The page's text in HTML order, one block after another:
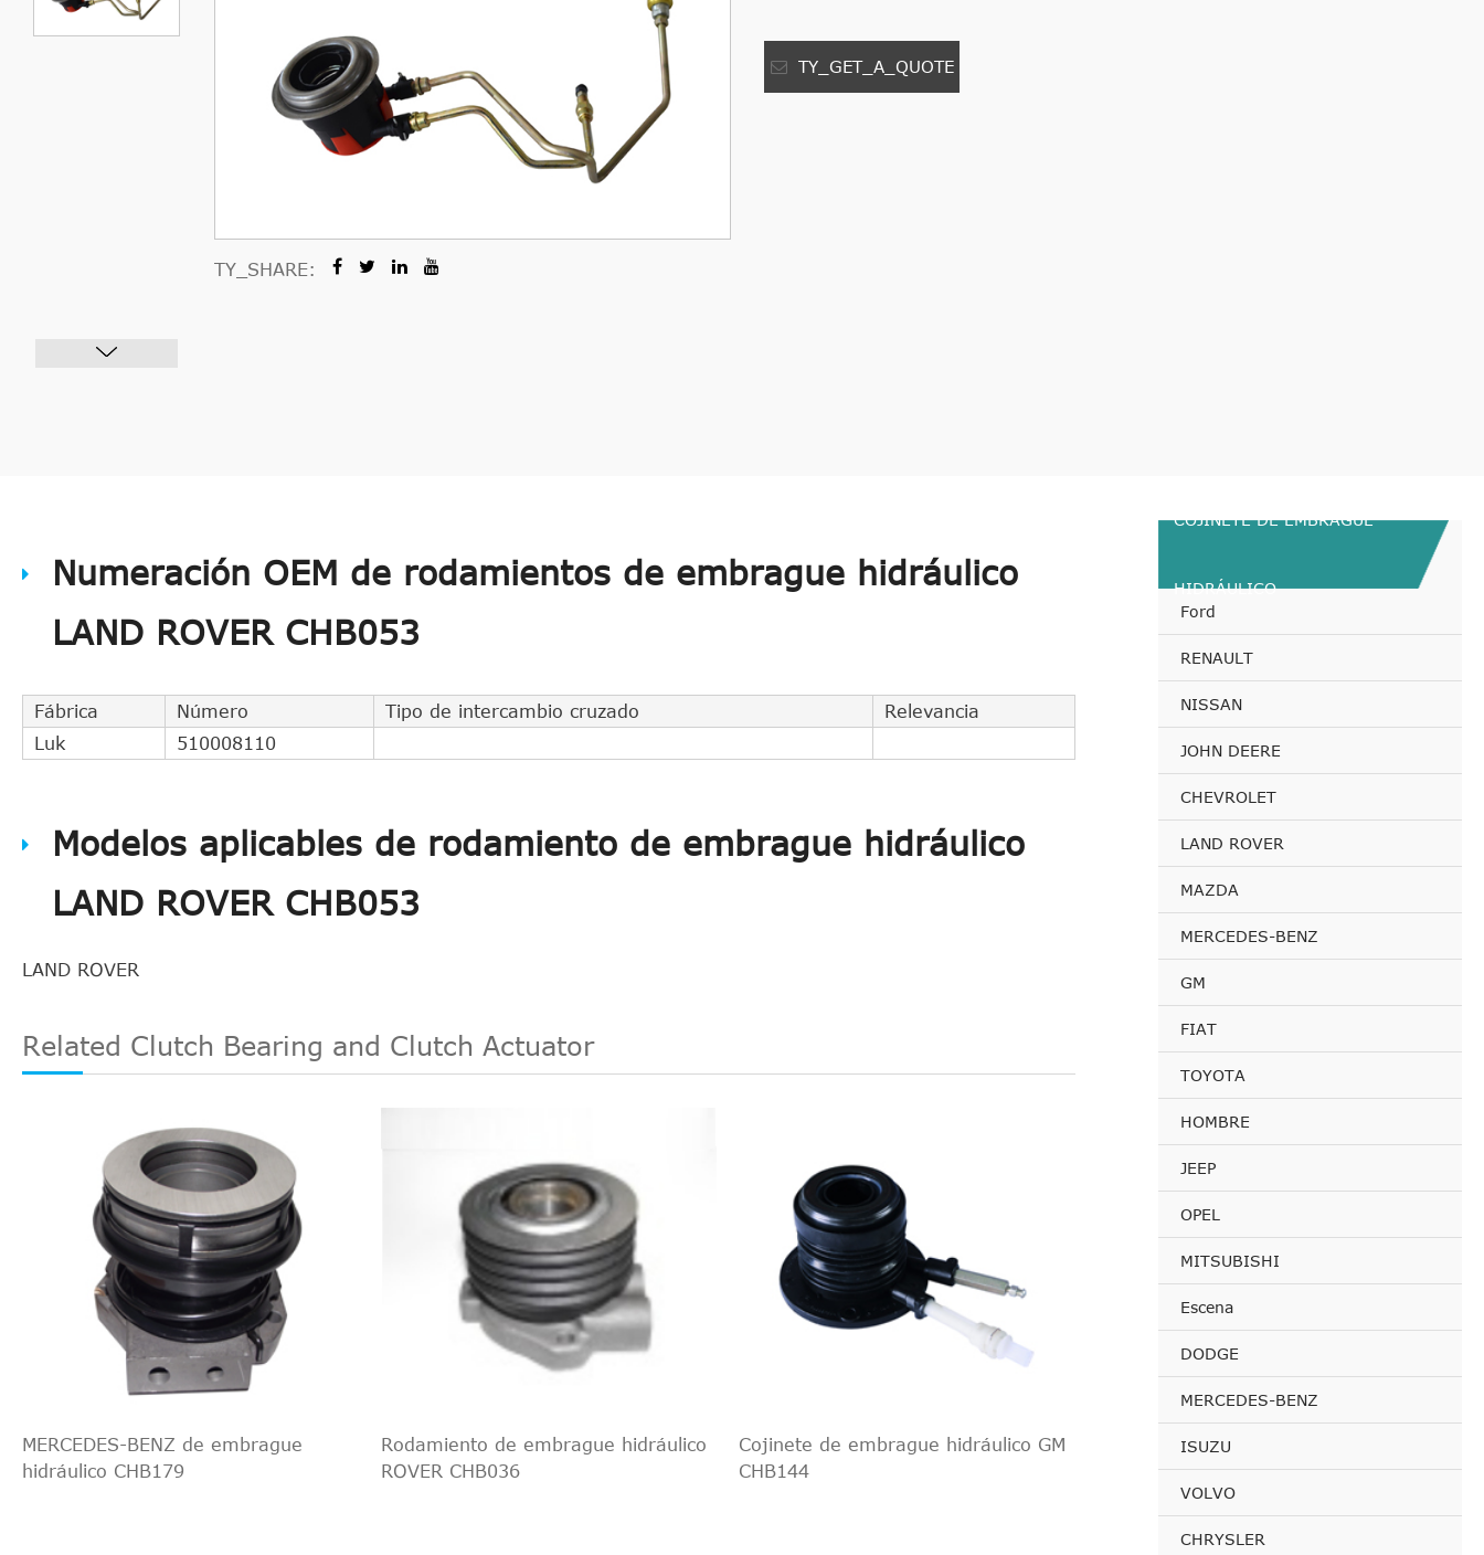
TY_SHARE:
TY_GET_A_QUOTE
Numeración OEM de rodamientos de embrague hidráulico
LAND ROVER CHB053
Fábrica Número Tipo de intercambio cruzado
Relevancia
Luk
510008110
Modelos aplicables de rodamiento de embrague hidráulico
LAND ROVER CHB053
LAND ROVER
Related Clutch Bearing and Clutch Actuator
MERCEDES-BENZ de embrague
hidráulico CHB179
Rodamiento de embrague hidráulico
ROVER CHB036
Cojinete de embrague hidráulico GM
CHB144
COJINETE DE EMBRAGUE
HIDRÁULICO
Ford
RENAULT
NISSAN
JOHN DEERE
CHEVROLET
LAND ROVER
MAZDA
MERCEDES-BENZ
GM
FIAT
TOYOTA
HOMBRE
JEEP
OPEL
MITSUBISHI
Escena
DODGE
MERCEDES-BENZ
ISUZU
VOLVO
CHRYSLER